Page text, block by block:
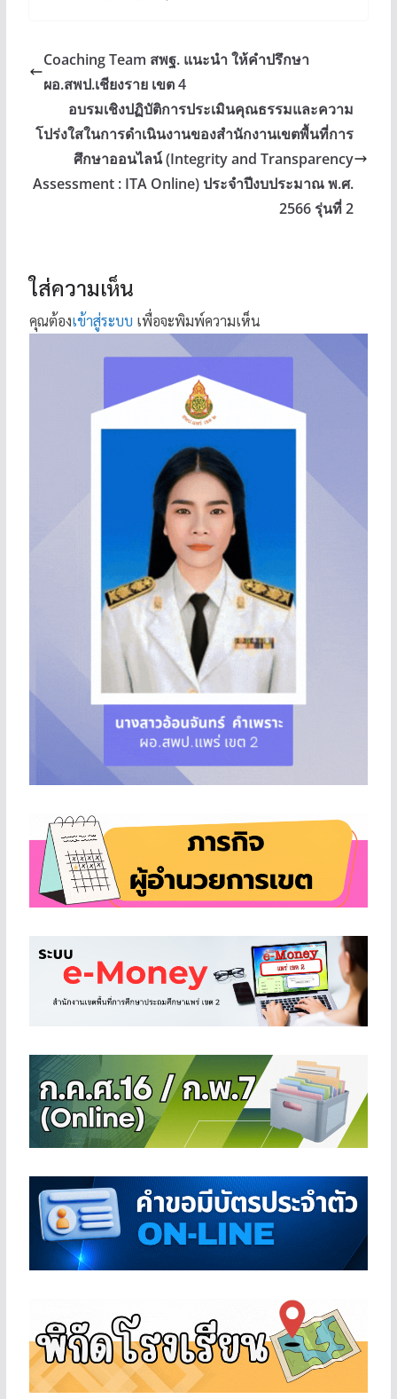
Coaching Team สพฐ. แนะนำ ให้คำปรึกษา
ผอ.สพป.เชียงราย เขต 4
อบรมเชิงปฏิบัติการประเมินคุณธรรมและความ
โปร่งใสในการดำเนินงานของสำนักงานเขตพื้นที่การ
ศึกษาออนไลน์ (Integrity and Transparency
Assessment : ITA Online) ประจำปีงบประมาณ พ.ศ.
2566 รุ่นที่ 2
ใส่ความเห็น
คุณต้องเข้าสู่ระบบ เพื่อจะพิมพ์ความเห็น